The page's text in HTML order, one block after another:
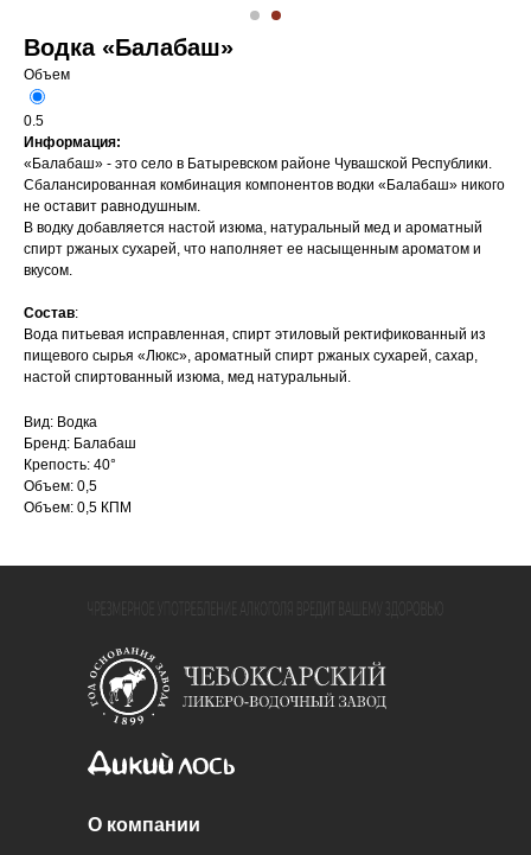
Водка «Балабаш»
Объем
0.5
Информация:
«Балабаш» - это село в Батыревском районе Чувашской Республики.
Сбалансированная комбинация компонентов водки «Балабаш» никого
не оставит равнодушным.
В водку добавляется настой изюма, натуральный мед и ароматный
спирт ржаных сухарей, что наполняет ее насыщенным ароматом и
вкусом.
Состав:
Вода питьевая исправленная, спирт этиловый ректификованный из
пищевого сырья «Люкс», ароматный спирт ржаных сухарей, сахар,
настой спиртованный изюма, мед натуральный.
Вид: Водка
Бренд: Балабаш
Крепость: 40°
Объем: 0,5
Объем: 0,5 КПМ
О компании